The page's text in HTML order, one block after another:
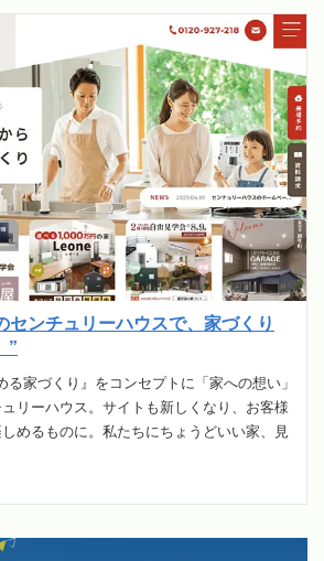
センチュリーハウスで、家づくり
”
る家づくり』をコンセプトに「家への想い」
リーハウス。サイトも新しくなり、お客様
めるものに。私たちにちょうどいい家、見